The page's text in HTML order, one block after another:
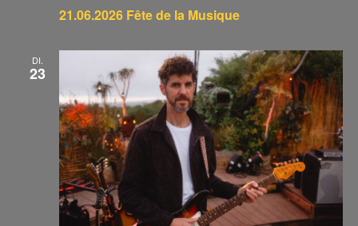
21.06.2026 Fête de la Musique
DI.
23